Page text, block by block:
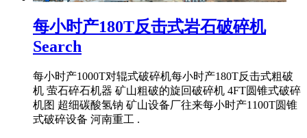
每小时产180T反击式岩石破碎机
Search
每小时产1000T对辊式破碎机每小时产180T反击式粗破
机 萤石碎石机器 矿山粗破的旋回破碎机 4FT圆锥式破碎
机图 超细碳酸氢钠 矿山设备厂往来每小时产1100T圆锥
式破碎设备 河南重工 .